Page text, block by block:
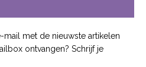
met de nieuwste artikelen
ontvangen? Schrijf je